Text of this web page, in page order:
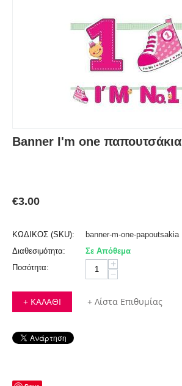
Banner I'm one παπουτσάκια
€3.00
ΚΩΔΙΚΟΣ (SKU):
banner-m-one-papoutsakia
Διαθεσιμότητα:
Σε Απόθεμα
Ποσότητα:
+
−
+ ΚΑΛΆΘΙ + Λίστα Επιθυμίας